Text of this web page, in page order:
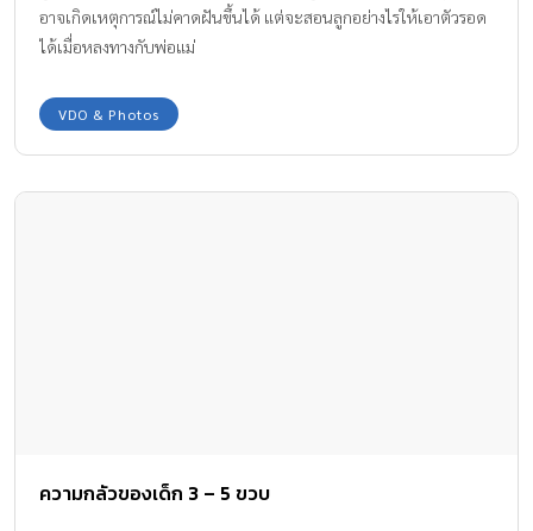
อาจเกิดเหตุการณ์ไม่คาดฝันขึ้นได้ แต่จะสอนลูกอย่างไรให้เอาตัวรอด
ได้เมื่อหลงทางกับพ่อแม่
VDO & Photos
ความกลัวของเด็ก 3 – 5 ขวบ